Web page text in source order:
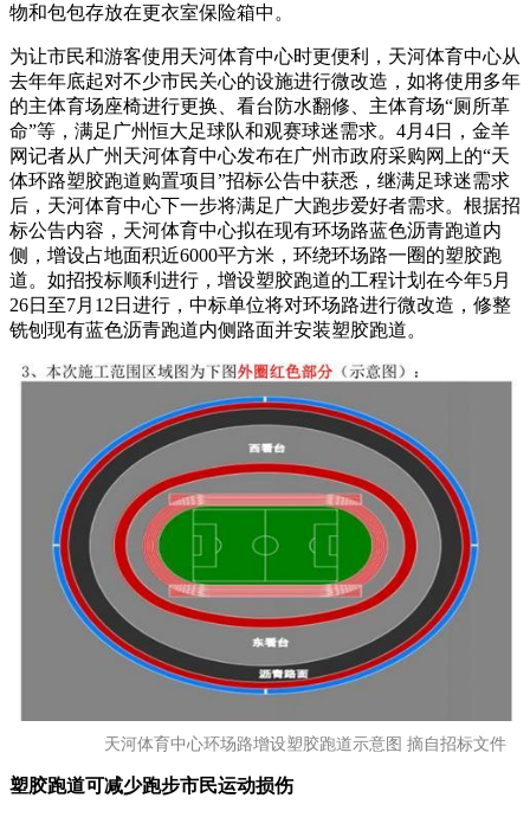
物和包包存放在更衣室保险箱中。
为让市民和游客使用天河体育中心时更便利，天河体育中心从
去年年底起对不少市民关心的设施进行微改造，如将使用多年
的主体育场座椅进行更换、看台防水翻修、主体育场“厕所革
命”等，满足广州恒大足球队和观赛球迷需求。4月4日，金羊
网记者从广州天河体育中心发布在广州市政府采购网上的“天
体环路塑胶跑道购置项目”招标公告中获悉，继满足球迷需求
后，天河体育中心下一步将满足广大跑步爱好者需求。根据招
标公告内容，天河体育中心拟在现有环场路蓝色沥青跑道内
侧，增设占地面积近6000平方米，环绕环场路一圈的塑胶跑
道。如招投标顺利进行，增设塑胶跑道的工程计划在今年5月
26日至7月12日进行，中标单位将对环场路进行微改造，修整
铣刨现有蓝色沥青跑道内侧路面并安装塑胶跑道。
天河体育中心环场路增设塑胶跑道示意图 摘自招标文件
塑胶跑道可减少跑步市民运动损伤